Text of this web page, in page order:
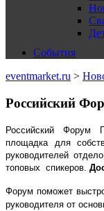
События
eventmarket.ru >
Российский
Российский Форум
площадка для
руководителей
топовых спикеров.
Форум поможет
руководителя от